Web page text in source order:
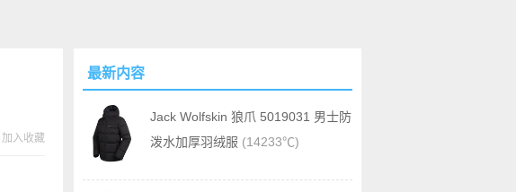
加入收藏
最新内容
Jack Wolfskin 狼爪 5019031 男士防
泼水加厚羽绒服 (14233℃)